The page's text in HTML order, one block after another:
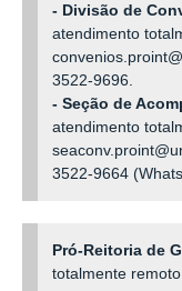
- Divisão de
atendimento
3522-9696.
- Seção de
atendimento
3522-9664
Pró-Reitoria de
totalmente